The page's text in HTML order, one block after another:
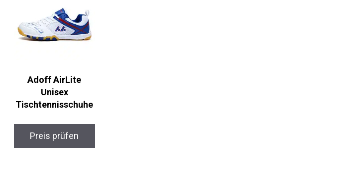
Adoff AirLite
Unisex
Tischtennisschuhe
Preis prüfen